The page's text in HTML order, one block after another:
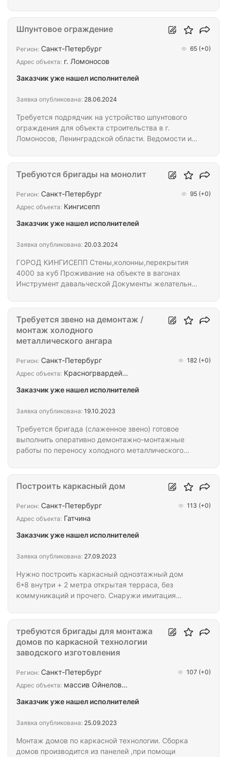
Требуется подрядчик на устройство шпунтового
ограждения для объекта строительства в г.
Ломоносов, Ленинградской области. Ведомости и
альтернативный всд623 новый (росатом).
Работаем по договору с безналичной оплатой.
Шпунтовое ограждение
Регион: Санкт-Петербург 65 (+0)
Адрес объекта: г. Ломоносов
Заказчик уже нашел исполнителей
Заявка опубликована: 28.06.2024
ГОРОД КИНГИСЕПП Стены,колонны,перекрытия
4000 за куб Проживание на объекте в вагонах
Инструмент давальческой Документы желательно
Требуются бригады на монолит
Регион: Санкт-Петербург 95 (+0)
Адрес объекта: Кингисепп
Заказчик уже нашел исполнителей
Заявка опубликована: 20.03.2024
Требуется бригада (слаженное звено) готовое
выполнить оперативно демонтажно-монтажные
работы по переносу холодного металлического
комплекс работ - 20 рабочих дней. В приоритете
работа по договору на ИП; Просьба писать ваше
предложения за работу; Порядочность в оплате
гарантируем. Фото готов прислать по запросу;
Требуется звено на демонтаж /
монтаж холодного
металлического ангара
Регион: Санкт-Петербург 182 (+0)
Адрес объекта: Красногрвардей…
Заказчик уже нашел исполнителей
Заявка опубликована: 19.10.2023
Нужно построить каркасный одноэтажный дом
6*8 внутри + 2 метра открытая терраса, без
коммуникаций и прочего. Снаружи имитация
установлены, есть утеплённая бытовка для
проживания. 150 за дом, оплату поделим на части
для честности. На фото пример дома.
Территориально за Гатчиной
Построить каркасный дом
Регион: Санкт-Петербург 113 (+0)
Адрес объекта: Гатчина
Заказчик уже нашел исполнителей
Заявка опубликована: 27.09.2023
Монтаж домов по каркасной технологии. Сборка
домов производится из панелей ,при помощи
требуются бригады для монтажа
домов по каркасной технологии
заводского изготовления
Регион: Санкт-Петербург 107 (+0)
Адрес объекта: массив Ойнелов…
Заказчик уже нашел исполнителей
Заявка опубликована: 25.09.2023